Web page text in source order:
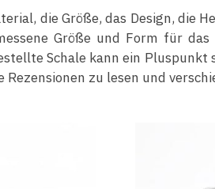
die Größe, das Design, die
Größe und Form für
Schale kann ein
zu lesen und